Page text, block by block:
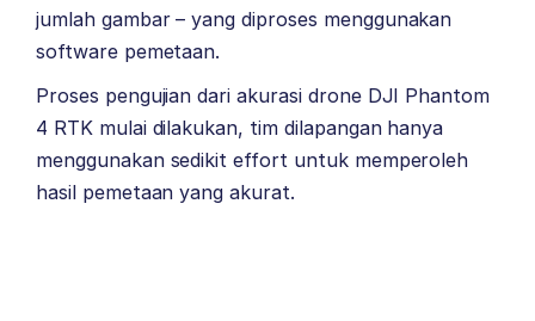
jumlah gambar – yang diproses menggunakan
software pemetaan.
Proses pengujian dari akurasi drone DJI Phantom
4 RTK mulai dilakukan, tim dilapangan hanya
menggunakan sedikit effort untuk memperoleh
hasil pemetaan yang akurat.